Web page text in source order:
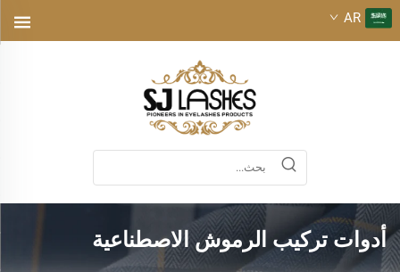
AR
أدوات تركيب الرموش الاصطناعية